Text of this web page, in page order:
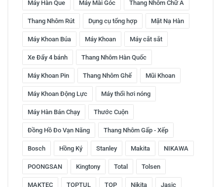
Máy Hàn Que Máy Mài Góc Thang Nhôm Chữ A
Thang Nhôm Rút Dụng cụ tổng hợp Mặt Nạ Hàn
Máy Khoan Búa Máy Khoan Máy cắt sắt
Xe Đẩy 4 bánh Thang Nhôm Hàn Quốc
Máy Khoan Pin Thang Nhôm Ghế Mũi Khoan
Máy Khoan Động Lực Máy thổi hơi nóng
Máy Hàn Bán Chạy Thước Cuộn
Đồng Hồ Đo Vạn Năng Thang Nhôm Gấp - Xếp
Bosch Hồng Ký Stanley Makita NIKAWA
POONGSAN Kingtony Total Tolsen
MAKTEC TOPTUL TOP Nikita Jasic